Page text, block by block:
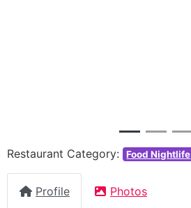
Restaurant Category: Food Nightlife
Profile Photos